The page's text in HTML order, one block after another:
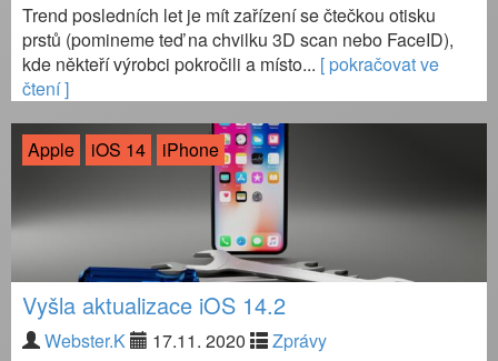
Trend posledních let je mít zařízení se čtečkou otisku
prstů (pomineme teď na chvilku 3D scan nebo FaceID),
kde někteří výrobci pokročili a místo... [ pokračovat ve
čtení ]
Apple iOS 14 iPhone
Vyšla aktualizace iOS 14.2
Webster.K 17.11. 2020
Zprávy